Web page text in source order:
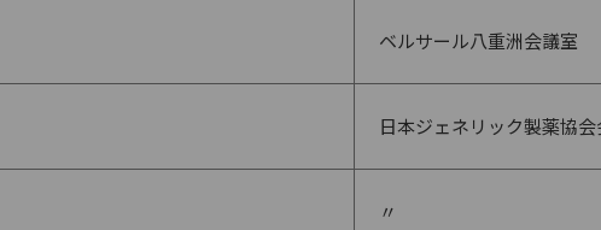
ベルサール八重洲会議室
日本ジェネリック製薬協会
〃